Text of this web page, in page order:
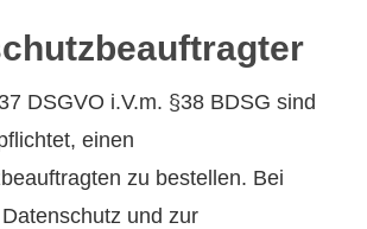
DSGVO i.V.m. §38 BDSG sind
einen
zu bestellen. Bei
und zur